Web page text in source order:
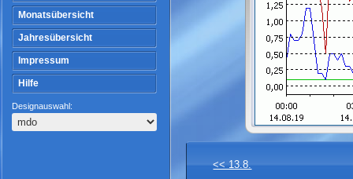
<< 13.8.
Monatsübersicht
Jahresübersicht
Impressum
Hilfe
Designauswahl: